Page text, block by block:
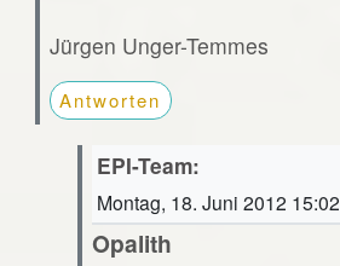
Jürgen Unger-Temmes
Antworten
EPI-Team:
Montag, 18. Juni 2012 15:02
Opalith